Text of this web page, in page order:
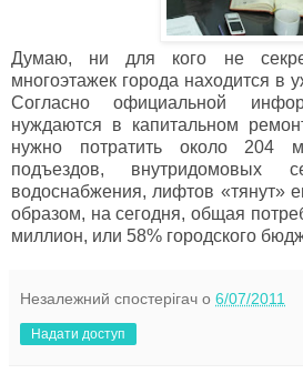
Думаю, ни для кого не
многоэтажек города находится в
Согласно официальной
нуждаются в капитальном
нужно потратить около 204
подъездов, внутридомовых
водоснабжения, лифтов «тянут»
образом, на сегодня, общая
миллион, или 58% городского
Незалежний спостерігач о 6/07/2011
Надати доступ